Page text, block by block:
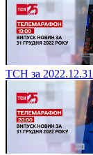
ТСН за 2022.12.31